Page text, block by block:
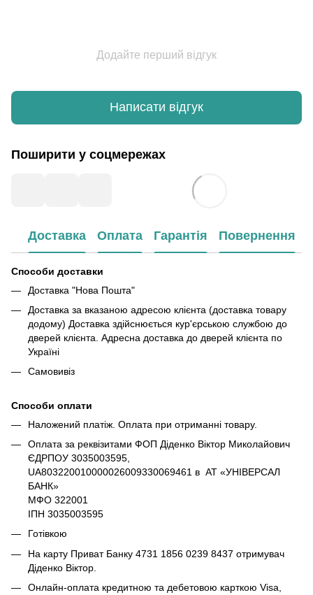
Додайте перший відгук
Написати відгук
Поширити у соцмережах
Доставка Оплата Гарантія Повернення
Способи доставки
Доставка "Нова Пошта"
Доставка за вказаною адресою клієнта (доставка товару
додому) Доставка здійснюється кур'єрською службою до
дверей клієнта. Адресна доставка до дверей клієнта по
Україні
Самовивіз
Способи оплати
Наложений платіж. Оплата при отриманні товару.
Оплата за реквізитами ФОП Діденко Віктор Миколайович
ЄДРПОУ 3035003595,
UA803220010000026009330069461 в АТ «УНІВЕРСАЛ
БАНК»
МФО 322001
ІПН 3035003595
Готівкою
На карту Приват Банку 4731 1856 0239 8437 отримувач
Діденко Віктор.
Онлайн-оплата кредитною та дебетовою карткою Visa,